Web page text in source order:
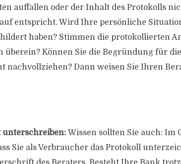
auffallen oder der Inhalt des Protokolls
entspricht. Wird Ihre persönliche
haben? Stimmen die protokollierten
überein? Können Sie die Begründung für
nachvollziehen? Dann weisen Sie Ihren
Wissen sollten Sie auch: Im
Sie als Verbraucher das Protokoll